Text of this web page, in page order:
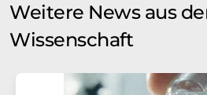
Weitere News aus
Wissenschaft